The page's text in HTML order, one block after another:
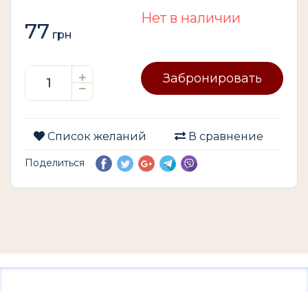
77 грн
Нет в наличии
Забронировать
Список желаний В сравнение
Поделиться